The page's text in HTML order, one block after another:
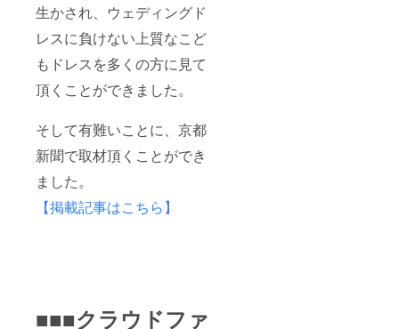
生かされ、ウェディングド
レスに負けない上質なこど
もドレスを多くの方に見て
頂くことができました。
そして有難いことに、京都
新聞で取材頂くことができ
ました。
【掲載記事はこちら】
■■■クラウドファ